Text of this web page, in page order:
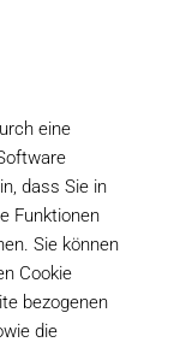
eine
dass Sie in
Funktionen
Sie können
Cookie
bezogenen
die